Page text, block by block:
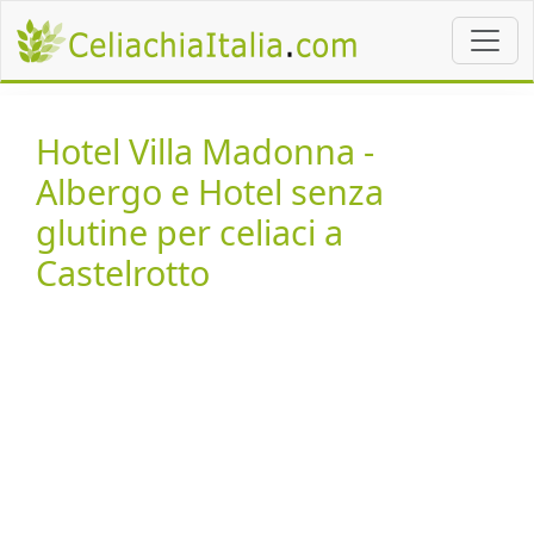
Hotel Villa Madonna -
Albergo e Hotel senza
glutine per celiaci a
Castelrotto